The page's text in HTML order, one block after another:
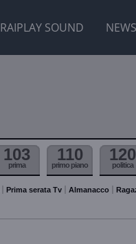
RAIPLAY SOUND NEWS
103
prima
110
primo piano
120
politica
Prima serata Tv Almanacco